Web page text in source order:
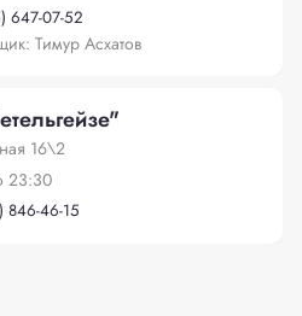
647-07-52
Тимур Асхатов
16\2
23:30
846-46-15